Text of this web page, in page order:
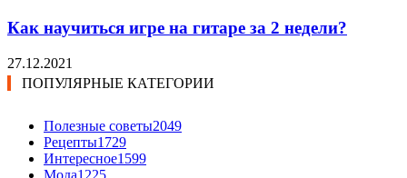
Как научиться игре на гитаре за 2 недели?
27.12.2021
ПОПУЛЯРНЫЕ КАТЕГОРИИ
Полезные советы2049
Рецепты1729
Интересное1599
Мода1225